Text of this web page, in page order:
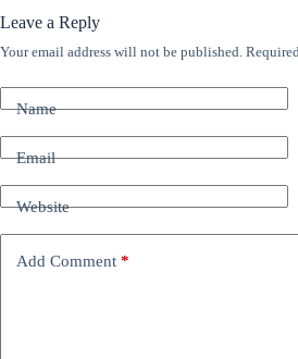
Leave a Reply
Your email address will not be published.
Name
Email
Website
Add Comment *